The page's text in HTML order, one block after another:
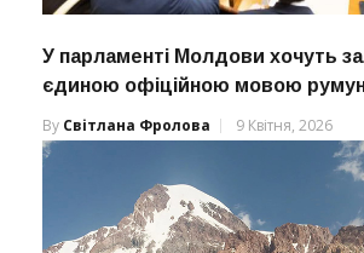
У парламенті Молдови хочуть
єдиною офіційною мовою
By Світлана Фролова 9 Квітня, 2026